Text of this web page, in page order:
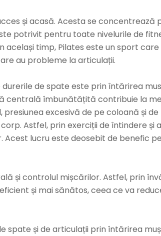
și acasă. Acesta se concentrează
potrivit pentru toate nivelurile de
timp, Pilates este un sport
au probleme la articulații.
de spate este prin întărirea
centrală îmbunătățită contribuie la
excesivă de pe coloană și
Astfel, prin exerciții de întindere și
lucru este deosebit de benefic
și controlul mișcărilor. Astfel, prin
și mai sănătos, ceea ce va
spate și de articulații prin întărirea